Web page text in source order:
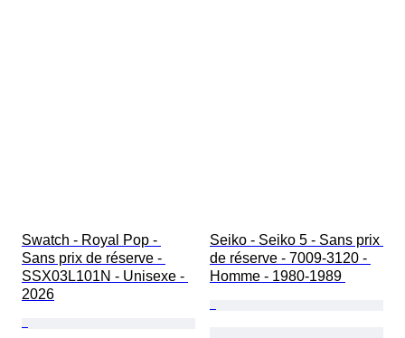
Swatch - Royal Pop -
Sans prix de réserve -
SSX03L101N - Unisexe -
2026
Seiko - Seiko 5 - Sans prix
de réserve - 7009-3120 -
Homme - 1980-1989